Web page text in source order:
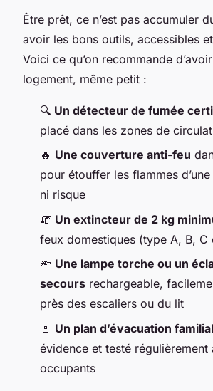
Être prêt, ce n’est pas accumuler
avoir les bons outils, accessibles
Voici ce qu’on recommande
logement, même petit :
🔍 Un détecteur de fumée
placé dans les zones de
🔥 Une couverture anti-feu
pour étouffer les flammes
ni risque
🧯 Un extincteur de 2 kg
feux domestiques (type A, B, C
🔦 Une lampe torche ou un
secours rechargeable,
près des escaliers ou du lit
🚪 Un plan d’évacuation familial
évidence et testé régulièrement
occupants